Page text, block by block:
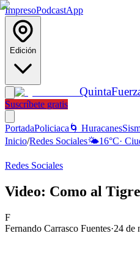
ImpresoPodcastApp
Edición
Quinta
Suscríbete gratis
PortadaPoliciaca 🌀 Huracanes
Inicio/Redes Sociales🌤️16°C·
Redes Sociales
Video: Como al
F
Fernando Carrasco Fuentes·24 de